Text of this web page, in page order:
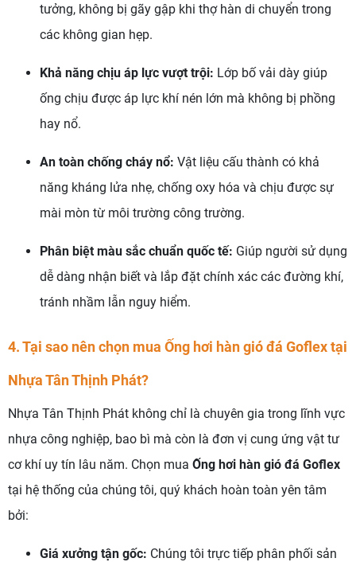
tưởng, không bị gãy gập khi thợ hàn di chuyển trong
các không gian hẹp.
Khả năng chịu áp lực vượt trội: Lớp bố vải dày giúp
ống chịu được áp lực khí nén lớn mà không bị phồng
hay nổ.
An toàn chống cháy nổ: Vật liệu cấu thành có khả
năng kháng lửa nhẹ, chống oxy hóa và chịu được sự
mài mòn từ môi trường công trường.
Phân biệt màu sắc chuẩn quốc tế: Giúp người sử dụng
dễ dàng nhận biết và lắp đặt chính xác các đường khí,
tránh nhầm lẫn nguy hiểm.
4. Tại sao nên chọn mua Ống hơi hàn gió đá Goflex tại
Nhựa Tân Thịnh Phát?
Nhựa Tân Thịnh Phát không chỉ là chuyên gia trong lĩnh vực
nhựa công nghiệp, bao bì mà còn là đơn vị cung ứng vật tư
cơ khí uy tín lâu năm. Chọn mua Ống hơi hàn gió đá Goflex
tại hệ thống của chúng tôi, quý khách hoàn toàn yên tâm
bởi:
Giá xưởng tận gốc: Chúng tôi trực tiếp phân phối sản